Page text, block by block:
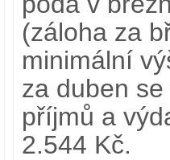
(záloha za
minimální
za duben
příjmů a
2.544 Kč.